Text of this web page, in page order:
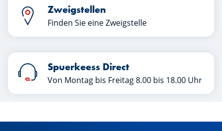
Zweigstellen
Finden Sie eine Zweigstelle
Spuerkeess Direct
Von Montag bis Freitag 8.00 bis 18.00 Uhr